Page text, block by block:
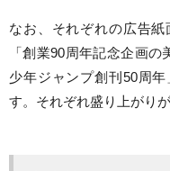
なお、それぞれの広告紙
「創業90周年記念企画の
少年ジャンプ創刊50周
す。それぞれ盛り上がり